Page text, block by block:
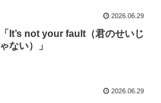
2026.06.29
「It’s not your fault（君のせいじ
ゃない）」
2026.06.29